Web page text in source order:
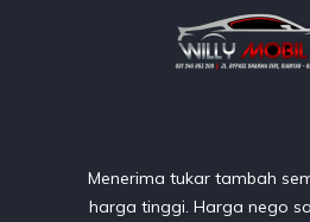
Menerima tukar tambah
harga tinggi. Harga nego